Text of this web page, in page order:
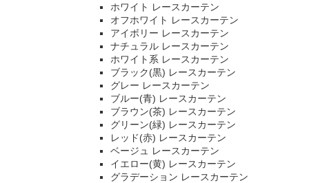
ホワイト レースカーテン
オフホワイト レースカーテン
アイボリー レースカーテン
ナチュラル レースカーテン
ホワイト系 レースカーテン
ブラック(黒) レースカーテン
グレー レースカーテン
ブルー(青) レースカーテン
ブラウン(茶) レースカーテン
グリーン(緑) レースカーテン
レッド(赤) レースカーテン
ベージュ レースカーテン
イエロー(黄) レースカーテン
グラデーション レースカーテン